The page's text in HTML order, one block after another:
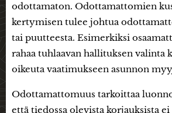
odottamaton. Odottamattomien
kertymisen tulee johtua
tai puutteesta. Esimerkiksi
rahaa tuhlaavan hallituksen valinta
oikeuta vaatimukseen asunnon
Odottamattomuus tarkoittaa
että tiedossa olevista korjauksista